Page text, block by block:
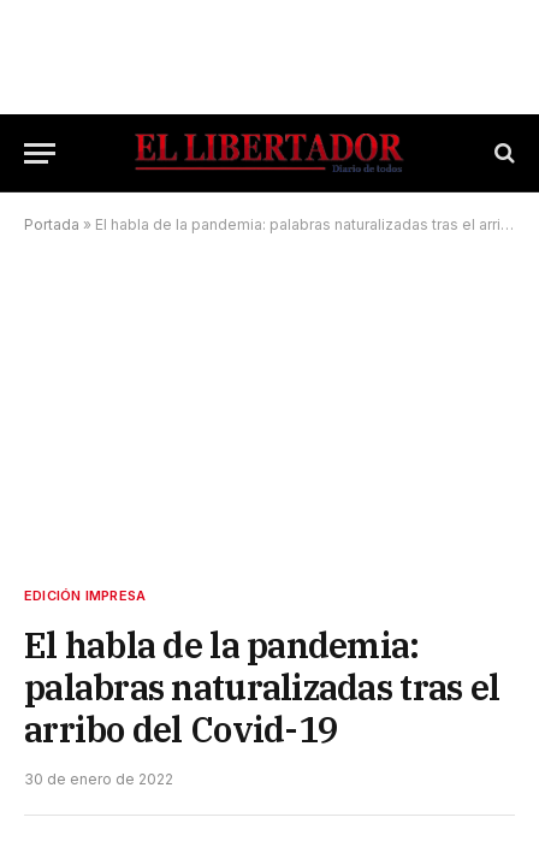
Portada » El habla de la pandemia: palabras naturalizadas tras el arribo del Covid-19
EDICIÓN IMPRESA
El habla de la pandemia:
palabras naturalizadas tras el
arribo del Covid-19
30 de enero de 2022